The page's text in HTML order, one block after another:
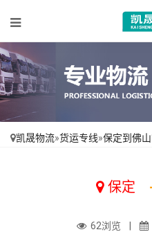
凯晟物流»货运专线»保定到佛
保定
62浏览 |